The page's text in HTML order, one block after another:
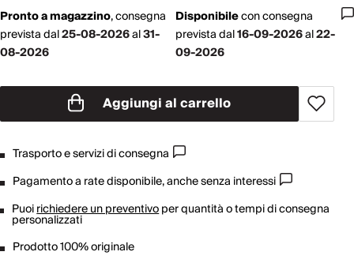
Pronto a magazzino,consegna
prevista dal25-08-2026al31-
08-2026
Disponibileconconsegna
prevista dal16-09-2026al22-
09-2026
Aggiungi al carrello
Trasporto e servizi di consegna
Pagamento a rate disponibile, anche senza interessi
Puoirichiedere un preventivoper quantità o tempi di consegna
personalizzati
Prodotto 100% originale